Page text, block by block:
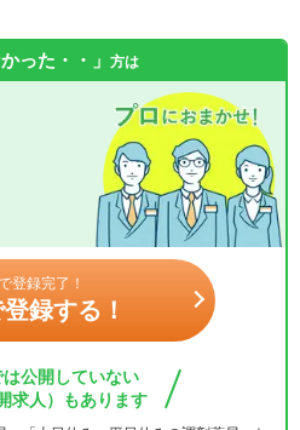
った・・」 方は
登録完了！
録する！
公開していない
求人）もあります